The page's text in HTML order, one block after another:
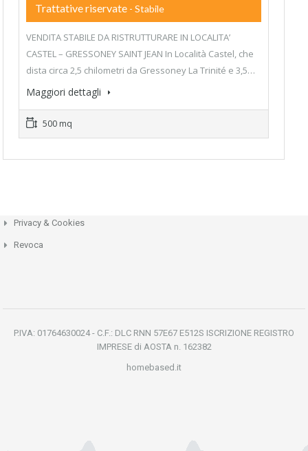
Trattative riservate - Stabile
VENDITA STABILE DA RISTRUTTURARE IN LOCALITA’
CASTEL – GRESSONEY SAINT JEAN In Località Castel, che
dista circa 2,5 chilometri da Gressoney La Trinité e 3,5…
Maggiori dettagli
500 mq
Privacy & Cookies
Revoca
P.IVA: 01764630024 - C.F.: DLC RNN 57E67 E512S ISCRIZIONE REGISTRO
IMPRESE di AOSTA n. 162382
homebased.it